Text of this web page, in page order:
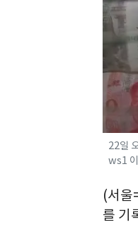
22일
ws1
(서울
를 기